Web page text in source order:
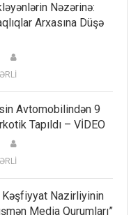
Nəzərinə:
Arxasına Düşə
Avtomobilindən 9
Tapıldı – VİDEO
Kəşfiyyat Nazirliyinin
Media Qurumları”